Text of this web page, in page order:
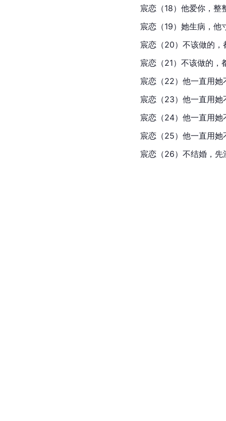
宸恋（18）他爱你，
宸恋（19）她生病，
宸恋（20）不该做的
宸恋（21）不该做的
宸恋（22）他一直用
宸恋（23）他一直用
宸恋（24）他一直用
宸恋（25）他一直用
宸恋（26）不结婚，